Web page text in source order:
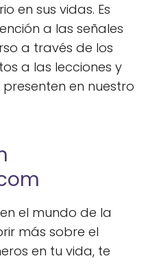
en sus vidas. Es
a las señales
a través de los
a las lecciones y
en nuestro
el mundo de la
más sobre el
en tu vida, te